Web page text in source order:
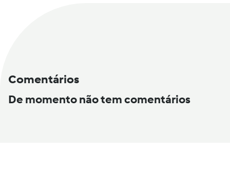
Comentários
De momento não tem comentários